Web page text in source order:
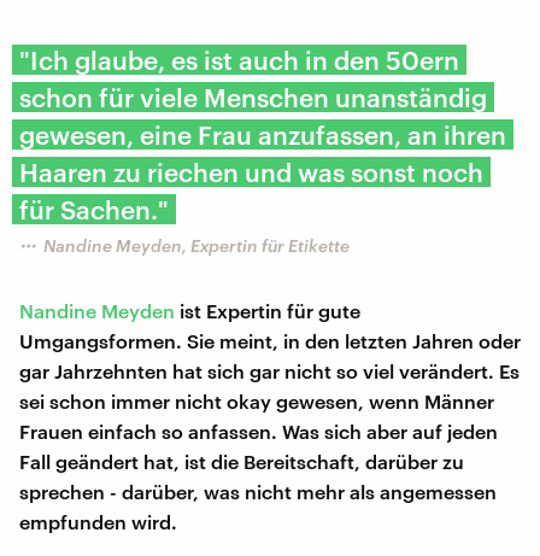
"Ich glaube, es ist auch in den 50ern
schon für viele Menschen unanständig
gewesen, eine Frau anzufassen, an ihren
Haaren zu riechen und was sonst noch
für Sachen."
Nandine Meyden, Expertin für Etikette
Nandine Meyden ist Expertin für gute
Umgangsformen. Sie meint, in den letzten Jahren oder
gar Jahrzehnten hat sich gar nicht so viel verändert. Es
sei schon immer nicht okay gewesen, wenn Männer
Frauen einfach so anfassen. Was sich aber auf jeden
Fall geändert hat, ist die Bereitschaft, darüber zu
sprechen - darüber, was nicht mehr als angemessen
empfunden wird.